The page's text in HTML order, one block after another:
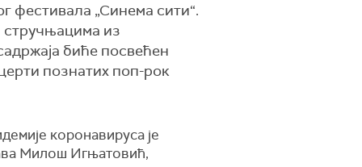
фестивала „Синема сити“.
стручњацима из
биће посвећен
познатих поп-рок
коронавируса је
Милош Игњатовић,